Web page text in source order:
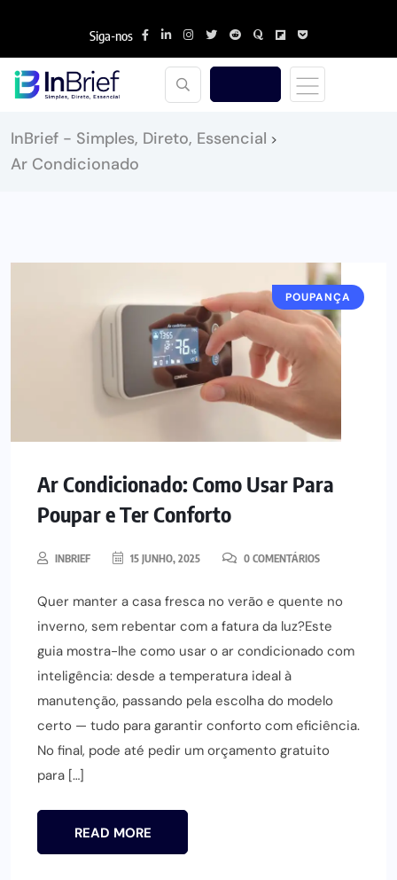
Siga-nos
InBrief - Simples, Direto, Essencial >
Ar Condicionado
POUPANÇA
Ar Condicionado: Como Usar Para
Poupar e Ter Conforto
INBRIEF 15 JUNHO, 2025 0 COMENTÁRIOS
Quer manter a casa fresca no verão e quente no
inverno, sem rebentar com a fatura da luz?Este
guia mostra-lhe como usar o ar condicionado com
inteligência: desde a temperatura ideal à
manutenção, passando pela escolha do modelo
certo — tudo para garantir conforto com eficiência.
No final, pode até pedir um orçamento gratuito
para […]
READ MORE